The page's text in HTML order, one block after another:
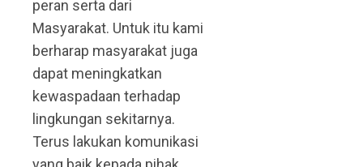
peran serta dari
Masyarakat. Untuk itu kami
berharap masyarakat juga
dapat meningkatkan
kewaspadaan terhadap
lingkungan sekitarnya.
Terus lakukan komunikasi